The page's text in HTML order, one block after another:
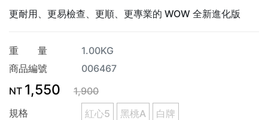
更耐用、更易檢查、更順、更專業的 WOW 全新進化版
重 量
1.00KG
商品編號
006467
NT 1,550
1,900
規格
紅心5 黑桃A 白牌